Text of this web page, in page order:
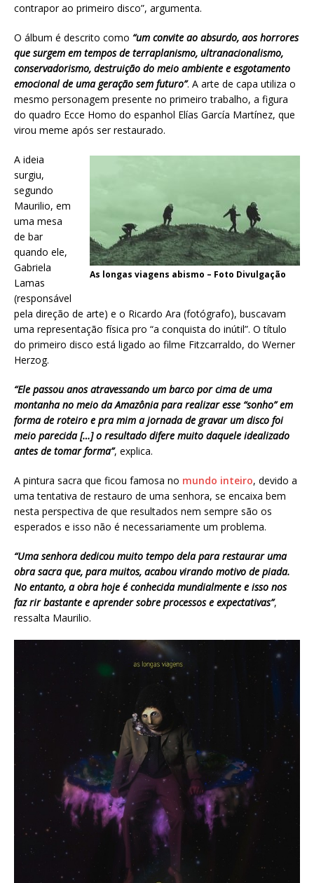
contrapor ao primeiro disco”, argumenta.
O álbum é descrito como “um convite ao absurdo, aos horrores
que surgem em tempos de terraplanismo, ultranacionalismo,
conservadorismo, destruição do meio ambiente e esgotamento
emocional de uma geração sem futuro”. A arte de capa utiliza o
mesmo personagem presente no primeiro trabalho, a figura
do quadro Ecce Homo do espanhol Elías García Martínez, que
virou meme após ser restaurado.
As longas viagens abismo – Foto Divulgação
A ideia
surgiu,
segundo
Maurilio, em
uma mesa
de bar
quando ele,
Gabriela
Lamas
(responsável
pela direção de arte) e o Ricardo Ara (fotógrafo), buscavam
uma representação física pro “a conquista do inútil”. O título
do primeiro disco está ligado ao filme Fitzcarraldo, do Werner
Herzog.
“Ele passou anos atravessando um barco por cima de uma
montanha no meio da Amazônia para realizar esse “sonho” em
forma de roteiro e pra mim a jornada de gravar um disco foi
meio parecida […] o resultado difere muito daquele idealizado
antes de tomar forma”, explica.
A pintura sacra que ficou famosa no mundo inteiro, devido a
uma tentativa de restauro de uma senhora, se encaixa bem
nesta perspectiva de que resultados nem sempre são os
esperados e isso não é necessariamente um problema.
“Uma senhora dedicou muito tempo dela para restaurar uma
obra sacra que, para muitos, acabou virando motivo de piada.
No entanto, a obra hoje é conhecida mundialmente e isso nos
faz rir bastante e aprender sobre processos e expectativas”,
ressalta Maurilio.